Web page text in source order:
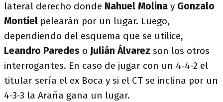
lateral derecho donde Nahuel Molina y Gonzalo
Montiel pelearán por un lugar. Luego,
dependiendo del esquema que se utilice,
Leandro Paredes o Julián Álvarez son los otros
interrogantes. En caso de jugar con un 4-4-2 el
titular sería el ex Boca y si el CT se inclina por un
4-3-3 la Araña gana un lugar.